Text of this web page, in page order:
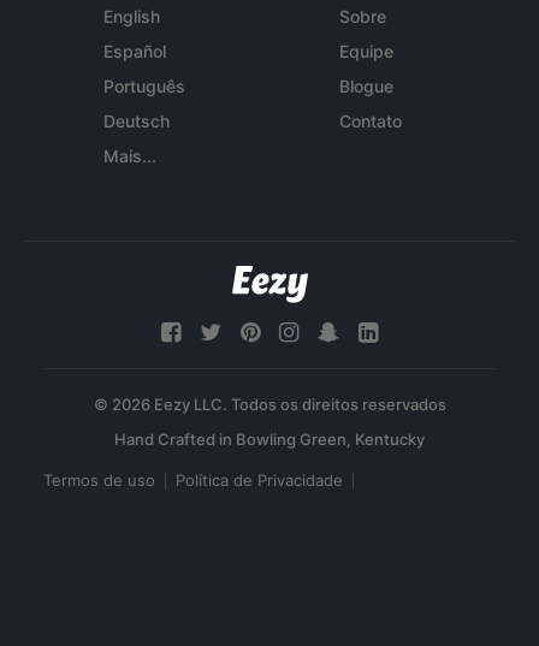
English
Español
Português
Deutsch
Mais...
Sobre
Equipe
Blogue
Contato
© 2026 Eezy LLC. Todos os direitos reservados
Termos de uso Política de Privacidade